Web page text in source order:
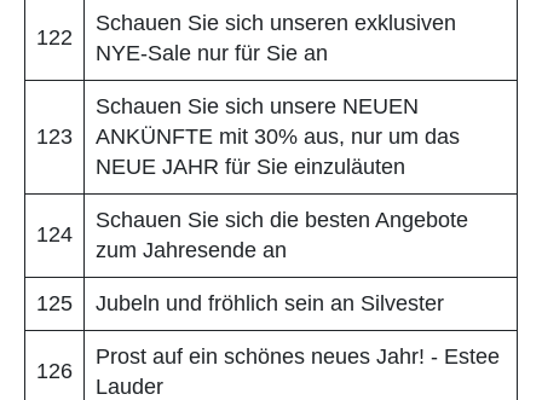
122
Schauen Sie sich unseren exklusiven
NYE-Sale nur für Sie an
123
Schauen Sie sich unsere NEUEN
ANKÜNFTE mit 30% aus, nur um das
NEUE JAHR für Sie einzuläuten
124
Schauen Sie sich die besten Angebote
zum Jahresende an
125 Jubeln und fröhlich sein an Silvester
126
Prost auf ein schönes neues Jahr! - Estee
Lauder